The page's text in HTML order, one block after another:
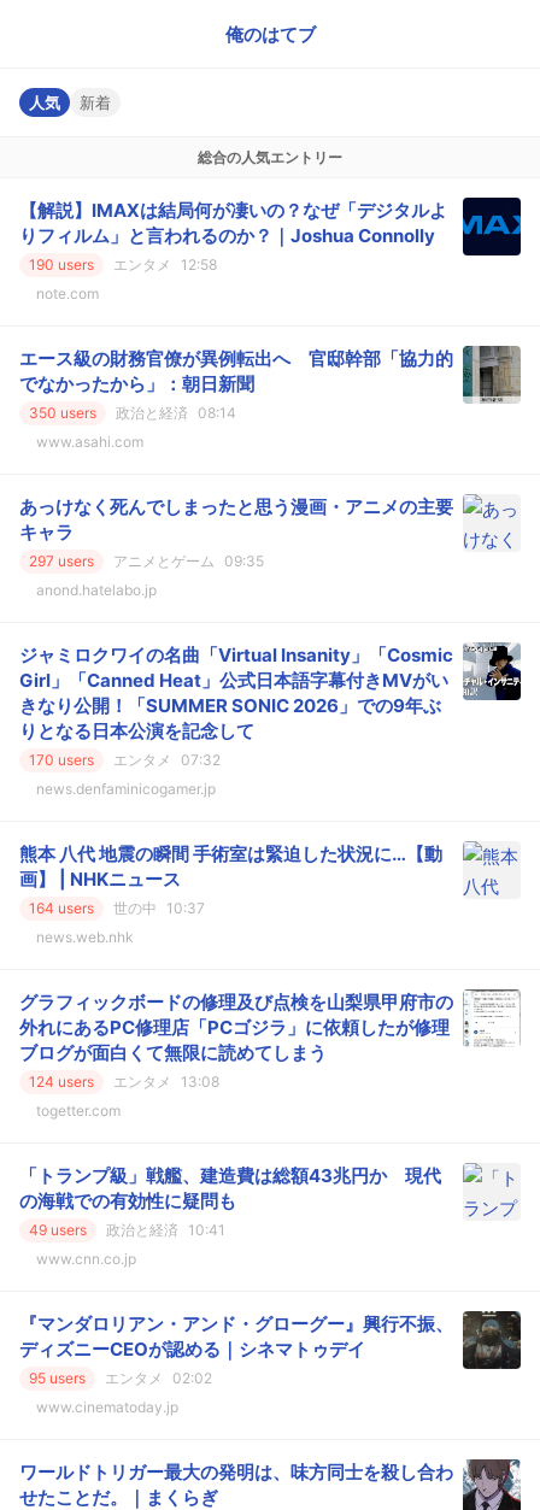
俺のはてブ
人気 新着
総合の人気エントリー
【解説】IMAXは結局何が凄いの？なぜ「デジタルよ
りフィルム」と言われるのか？｜Joshua Connolly
190 users エンタメ
12:58
note.com
エース級の財務官僚が異例転出へ 官邸幹部「協力的
でなかったから」：朝日新聞
350 users 政治と経済
08:14
www.asahi.com
あっけなく死んでしまったと思う漫画・アニメの主要
キャラ
297 users アニメとゲーム
09:35
anond.hatelabo.jp
ジャミロクワイの名曲「Virtual Insanity」「Cosmic
Girl」「Canned Heat」公式日本語字幕付きMVがい
きなり公開！「SUMMER SONIC 2026」での9年ぶ
りとなる日本公演を記念して
170 users エンタメ
07:32
news.denfaminicogamer.jp
熊本 八代 地震の瞬間 手術室は緊迫した状況に…【動
画】 | NHKニュース
164 users 世の中
10:37
news.web.nhk
グラフィックボードの修理及び点検を山梨県甲府市の
外れにあるPC修理店「PCゴジラ」に依頼したが修理
ブログが面白くて無限に読めてしまう
124 users エンタメ
13:08
togetter.com
「トランプ級」戦艦、建造費は総額43兆円か 現代
の海戦での有効性に疑問も
49 users 政治と経済
10:41
www.cnn.co.jp
『マンダロリアン・アンド・グローグー』興行不振、
ディズニーCEOが認める｜シネマトゥデイ
95 users エンタメ
02:02
www.cinematoday.jp
ワールドトリガー最大の発明は、味方同士を殺し合わ
せたことだ。｜まくらぎ